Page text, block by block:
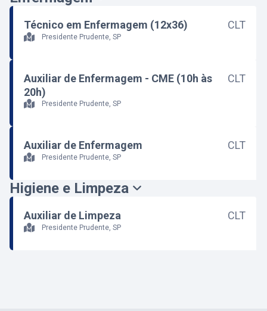
Técnico em Enfermagem (12x36) CLT
Presidente Prudente, SP
Auxiliar de Enfermagem - CME (10h às
20h)
CLT
Presidente Prudente, SP
Auxiliar de Enfermagem CLT
Presidente Prudente, SP
Higiene e Limpeza
Auxiliar de Limpeza CLT
Presidente Prudente, SP